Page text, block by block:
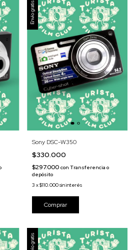
Envío gratis
Sony DSC-W350
$330.000
$297.000 con Transferencia o
depósito
3 x$110.000sin interés
Envío gratis